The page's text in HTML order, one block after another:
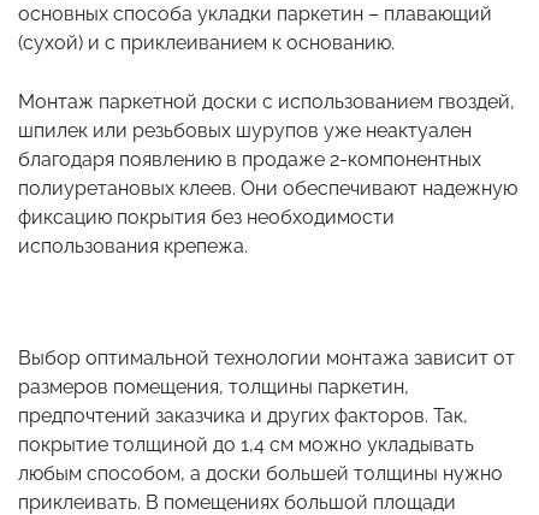
основных способа укладки паркетин – плавающий
(сухой) и с приклеиванием к основанию.
Монтаж паркетной доски с использованием гвоздей,
шпилек или резьбовых шурупов уже неактуален
благодаря появлению в продаже 2-компонентных
полиуретановых клеев. Они обеспечивают надежную
фиксацию покрытия без необходимости
использования крепежа.
Выбор оптимальной технологии монтажа зависит от
размеров помещения, толщины паркетин,
предпочтений заказчика и других факторов. Так,
покрытие толщиной до 1,4 см можно укладывать
любым способом, а доски большей толщины нужно
приклеивать. В помещениях большой площади